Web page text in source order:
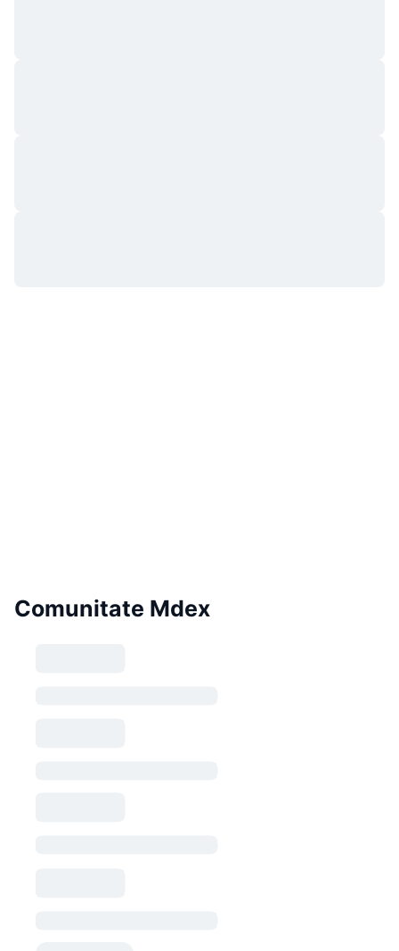
Comunitate Mdex